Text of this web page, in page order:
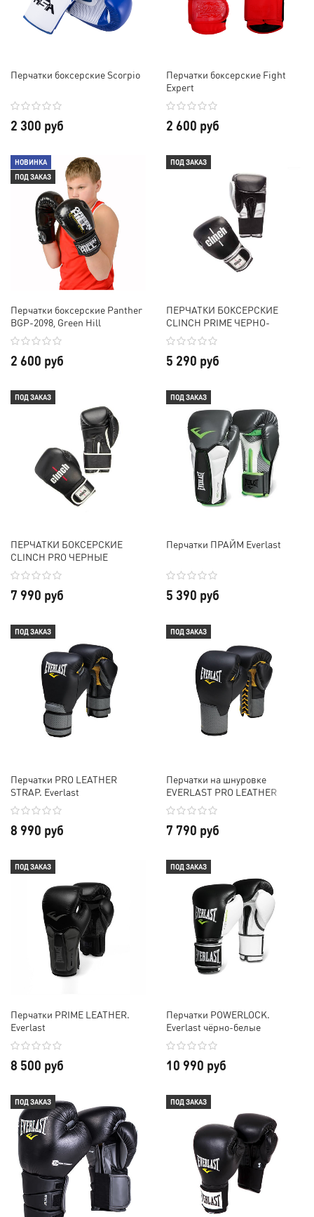
Перчатки боксерские Scorpio
2 300 руб
Перчатки боксерские Fight
Expert
2 600 руб
НОВИНКА
ПОД ЗАКАЗ
Перчатки боксерские Panther
BGP-2098, Green Hill
2 600 руб
ПОД ЗАКАЗ
ПЕРЧАТКИ БОКСЕРСКИЕ
CLINCH PRIME ЧЕРНО-
СЕРЕБРИСТЫЕ
5 290 руб
ПОД ЗАКАЗ
ПЕРЧАТКИ БОКСЕРСКИЕ
CLINCH PRO ЧЕРНЫЕ
7 990 руб
ПОД ЗАКАЗ
Перчатки ПРАЙМ Everlast
5 390 руб
ПОД ЗАКАЗ
Перчатки PRO LEATHER
STRAP. Everlast
8 990 руб
ПОД ЗАКАЗ
Перчатки на шнуровке
EVERLAST PRO LEATHER
LACED
7 790 руб
ПОД ЗАКАЗ
Перчатки PRIME LEATHER.
Everlast
8 500 руб
ПОД ЗАКАЗ
Перчатки POWERLOCK.
Everlast чёрно-белые
10 990 руб
ПОД ЗАКАЗ ПОД ЗАКАЗ